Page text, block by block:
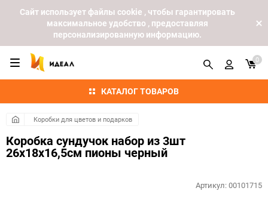
Cайт использует файлы cookie , чтобы гарантировать
максимальное удобство , предоставляя
персонализированную информацию.
КАТАЛОГ ТОВАРОВ
0
Коробки для цветов и подарков
Коробка сундучок набор из 3шт
26x18x16,5см пионы черный
Артикул:00101715